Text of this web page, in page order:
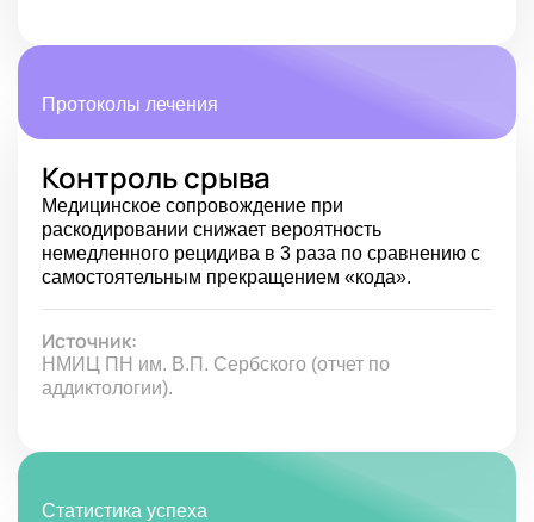
Протоколы лечения
Контроль срыва
Медицинское сопровождение при
раскодировании снижает вероятность
немедленного рецидива в 3 раза по сравнению с
самостоятельным прекращением «кода».
Источник:
НМИЦ ПН им. В.П. Сербского (отчет по
аддиктологии).
Статистика успеха